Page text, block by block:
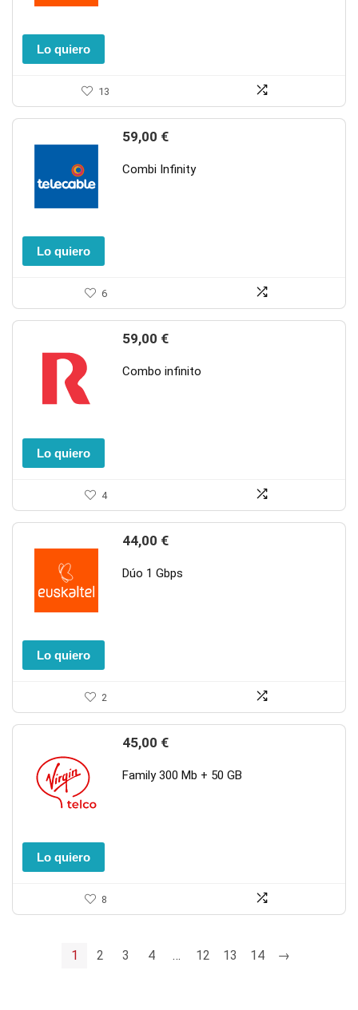
13
Lo quiero
59,00 €
Combi Infinity
6
Lo quiero
59,00 €
Combo infinito
4
Lo quiero
44,00 €
Dúo 1 Gbps
2
Lo quiero
45,00 €
Family 300 Mb + 50 GB
8
Lo quiero
1 2 3 4 … 12 13 14 →